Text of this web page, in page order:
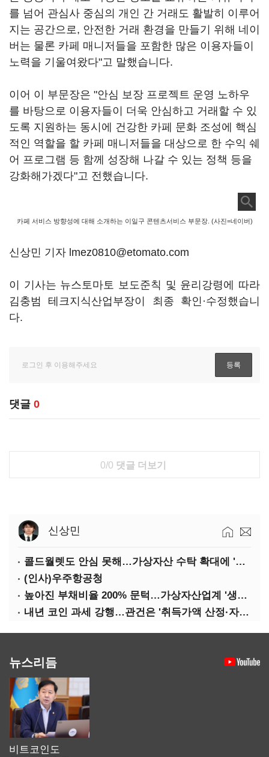
를 넘어 관심사 중심의 개인 간 거래도 활발히 이루어
지는 공간으로, 안전한 거래 환경을 만들기 위해 네이
버는 물론 카페 매니저들을 포함한 많은 이용자들이
노력을 기울여왔다"고 말했습니다.
이어 이 부문장은 "안심 보장 프로젝트 운영 노하우
를 바탕으로 이용자들이 더욱 안심하고 거래할 수 있
도록 지원하는 동시에 건강한 카페 문화 조성에 핵심
적인 역할을 할 카페 매니저들을 대상으로 한 수익 쉐
어 프로그램 등 함께 성장해 나갈 수 있는 정책 등을
강화해가겠다"고 전했습니다.
카페 서비스 방향성에 대해 소개하는 이일구 콘텐츠서비스 부문장. (사진=네이버)
신상민 기자 lmez0810@etomato.com
이 기사는 뉴스토마토 보도준칙 및 윤리강령에 따라
김충범 테크지식산업부장이 최종 확인·수정했습니
다.
댓글 0
0/0 댓글 더보기
신상민
콜드월렛도 안심 못해…가상자산 수탁 확대에 '보안 시험대'
(인사)우주항공청
높아진 부채비율 200% 문턱…가상자산업계 '생존 시험대'
내년 코인 과세 강행…관건은 '취득가액 산정·자산 이동'
뉴스리듬
비트코인도